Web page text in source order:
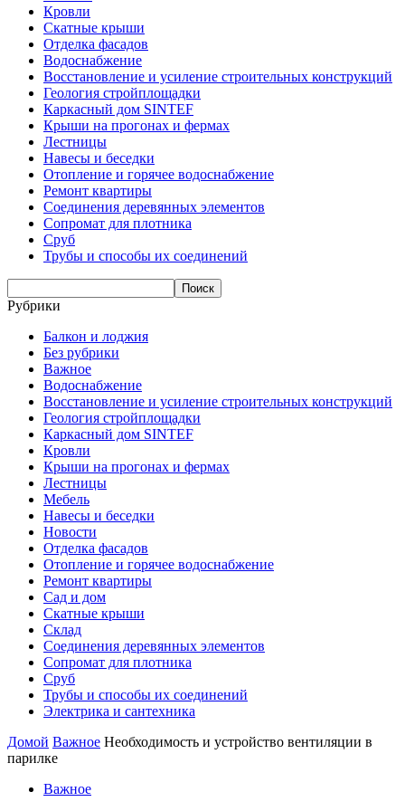
Кровли
Скатные крыши
Отделка фасадов
Водоснабжение
Восстановление и усиление строительных конструкций
Геология стройплощадки
Каркасный дом SINTEF
Крыши на прогонах и фермах
Лестницы
Навесы и беседки
Отопление и горячее водоснабжение
Ремонт квартиры
Соединения деревянных элементов
Сопромат для плотника
Сруб
Трубы и способы их соединений
Рубрики
Балкон и лоджия
Без рубрики
Важное
Водоснабжение
Восстановление и усиление строительных конструкций
Геология стройплощадки
Каркасный дом SINTEF
Кровли
Крыши на прогонах и фермах
Лестницы
Мебель
Навесы и беседки
Новости
Отделка фасадов
Отопление и горячее водоснабжение
Ремонт квартиры
Сад и дом
Скатные крыши
Склад
Соединения деревянных элементов
Сопромат для плотника
Сруб
Трубы и способы их соединений
Электрика и сантехника
Домой Важное Необходимость и устройство вентиляции в
парилке
Важное